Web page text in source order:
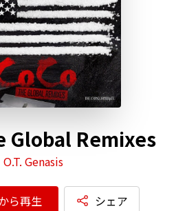
Global Remixes
O.T. Genasis
ら再生 シェア